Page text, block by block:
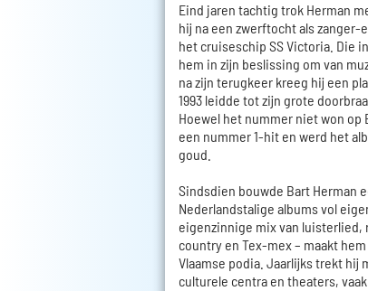
Eind jaren tachtig trok Herman
hij na een zwerftocht als zanger-
het cruiseschip SS Victoria. Die
hem in zijn beslissing om van
na zijn terugkeer kreeg hij een
1993 leidde tot zijn grote
Hoewel het nummer niet won
een nummer 1-hit en werd het
goud.
Sindsdien bouwde Bart Herman
Nederlandstalige albums vol
eigenzinnige mix van luisterlied,
country en Tex-mex – maakt
Vlaamse podia. Jaarlijks trekt hij
culturele centra en theaters,